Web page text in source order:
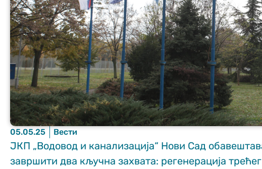
05.05.25 Вести
ЈКП „Водовод и канализација“ Нови Сад
завршити два кључна захвата: регенерација
Неопходно
These
cookies are
not optional.
They are
needed for
the website
to function.
Статистика
In order for us